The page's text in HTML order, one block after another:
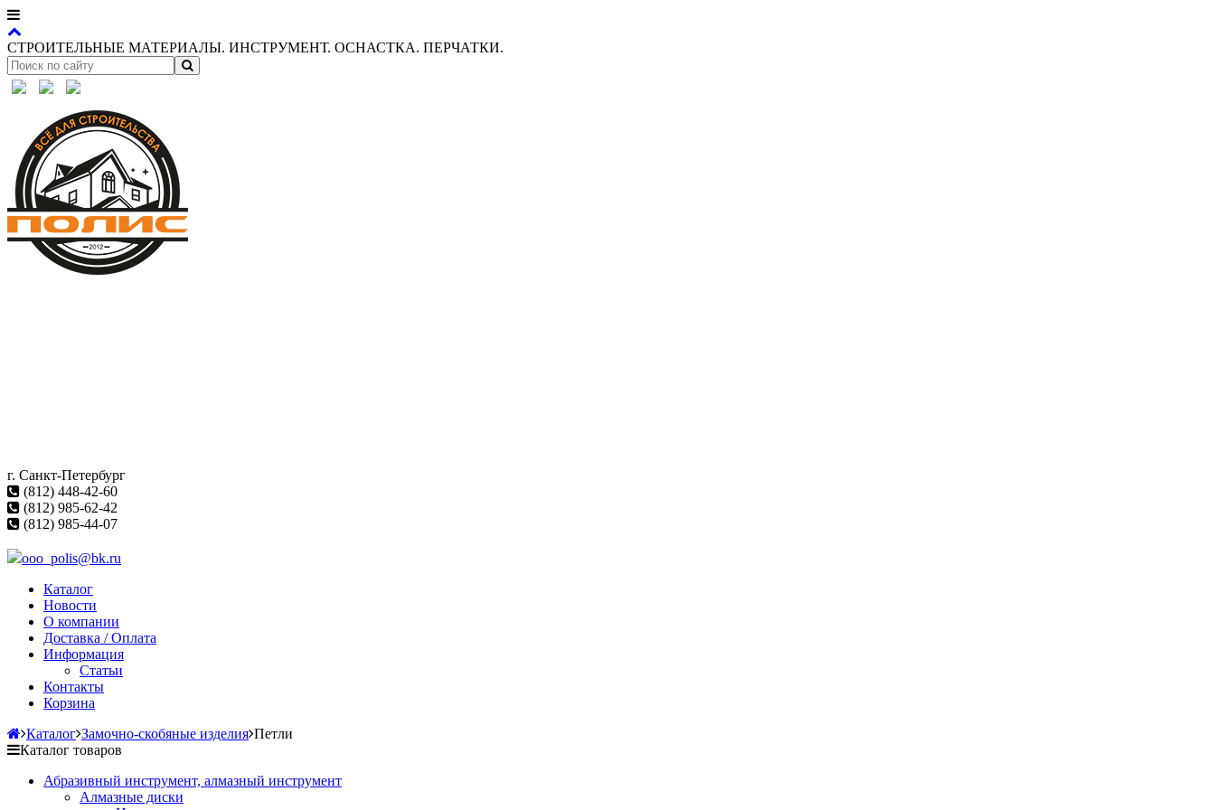
СТРОИТЕЛЬНЫЕ МАТЕРИАЛЫ. ИНСТРУМЕНТ. ОСНАСТКА. ПЕРЧАТКИ.
г. Санкт-Петербург
(812) 448-42-60
(812) 985-62-42
(812) 985-44-07
ooo_polis@bk.ru
Каталог
Новости
О компании
Доставка / Оплата
Информация
Статьи
Контакты
Корзина
Каталог Замочно-скобяные изделия Петли
Каталог товаров
Абразивный инструмент, алмазный инструмент
Алмазные диски